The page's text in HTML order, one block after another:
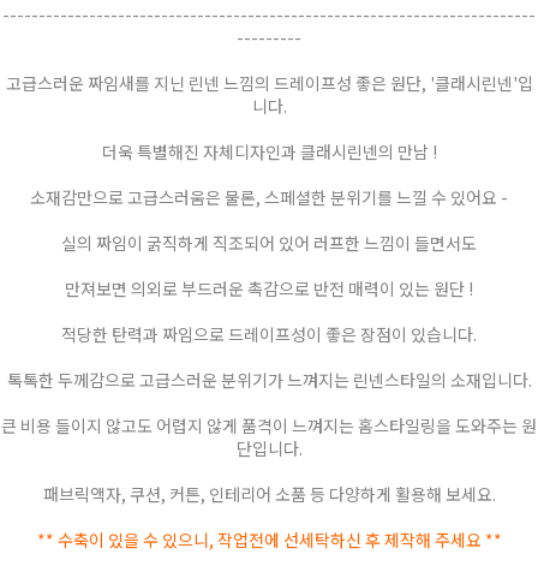
--------------------------------------------------------------------------
---------
고급스러운 짜임새를 지닌 린넨 느낌의 드레이프성 좋은 원단, '클래시린넨'입
니다.
더욱 특별해진 자체디자인과 클래시린넨의 만남 !
소재감만으로 고급스러움은 물론, 스페셜한 분위기를 느낄 수 있어요 -
실의 짜임이 굵직하게 직조되어 있어 러프한 느낌이 들면서도
만져보면 의외로 부드러운 촉감으로 반전 매력이 있는 원단 !
적당한 탄력과 짜임으로 드레이프성이 좋은 장점이 있습니다.
톡톡한 두께감으로 고급스러운 분위기가 느껴지는 린넨스타일의 소재입니다.
큰 비용 들이지 않고도 어렵지 않게 품격이 느껴지는 홈스타일링을 도와주는 원
단입니다.
패브릭액자, 쿠션, 커튼, 인테리어 소품 등 다양하게 활용해 보세요.
** 수축이 있을 수 있으니, 작업전에 선세탁하신 후 제작해 주세요 **